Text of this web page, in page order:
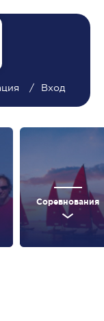
Вход
Соревнования